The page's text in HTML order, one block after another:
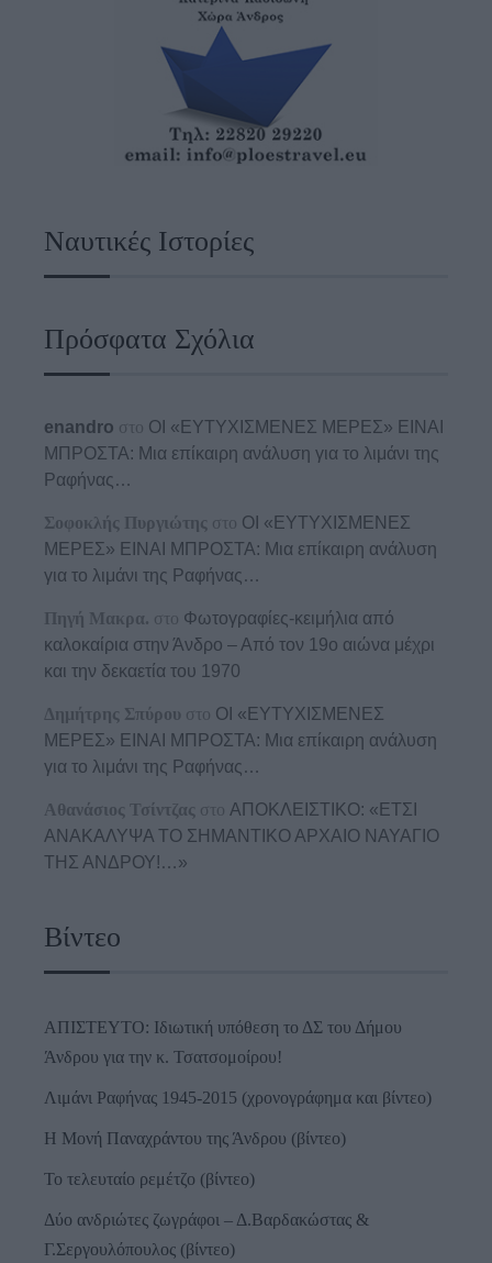
Ναυτικές Ιστορίες
Πρόσφατα Σχόλια
enandro στο ΟΙ «ΕΥΤΥΧΙΣΜΕΝΕΣ ΜΕΡΕΣ» ΕΙΝΑΙ
ΜΠΡΟΣΤΑ: Μια επίκαιρη ανάλυση για το λιμάνι της
Ραφήνας…
Σοφοκλής Πυργιώτης στο ΟΙ «ΕΥΤΥΧΙΣΜΕΝΕΣ
ΜΕΡΕΣ» ΕΙΝΑΙ ΜΠΡΟΣΤΑ: Μια επίκαιρη ανάλυση
για το λιμάνι της Ραφήνας…
Πηγή Μακρα. στο Φωτογραφίες-κειμήλια από
καλοκαίρια στην Άνδρο – Από τον 19ο αιώνα μέχρι
και την δεκαετία του 1970
Δημήτρης Σπύρου στο ΟΙ «ΕΥΤΥΧΙΣΜΕΝΕΣ
ΜΕΡΕΣ» ΕΙΝΑΙ ΜΠΡΟΣΤΑ: Μια επίκαιρη ανάλυση
για το λιμάνι της Ραφήνας…
Αθανάσιος Τσίντζας στο ΑΠΟΚΛΕΙΣΤΙΚΟ: «ΕΤΣΙ
ΑΝΑΚΑΛΥΨΑ ΤΟ ΣΗΜΑΝΤΙΚΟ ΑΡΧΑΙΟ ΝΑΥΑΓΙΟ
ΤΗΣ ΑΝΔΡΟΥ!…»
Βίντεο
ΑΠΙΣΤΕΥΤΟ: Ιδιωτική υπόθεση το ΔΣ του Δήμου
Άνδρου για την κ. Τσατσομοίρου!
Λιμάνι Ραφήνας 1945-2015 (χρονογράφημα και βίντεο)
Η Μονή Παναχράντου της Άνδρου (βίντεο)
Το τελευταίο ρεμέτζο (βίντεο)
Δύο ανδριώτες ζωγράφοι – Δ.Βαρδακώστας &
Γ.Σεργουλόπουλος (βίντεο)